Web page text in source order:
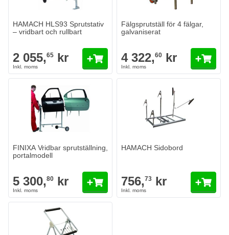
HAMACH HLS93 Sprutstativ
– vridbart och rullbart
2 055,65 kr
Fälgsprutställ för 4 fälgar,
galvaniserat
4 322,60 kr
FINIXA Vridbar sprutställning,
portalmodell
5 300,80 kr
HAMACH Sidobord
756,73 kr